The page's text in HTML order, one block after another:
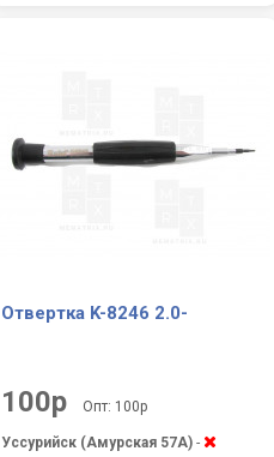
Отвертка K-8246 2.0-
100р Опт: 100р
Уссурийск (Амурская 57А) -